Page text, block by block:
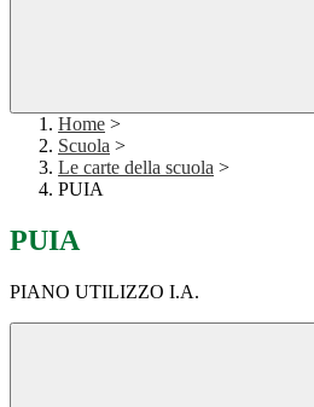
Home >
Scuola >
Le carte della scuola >
PUIA
PUIA
PIANO UTILIZZO I.A.